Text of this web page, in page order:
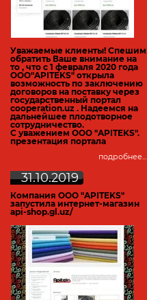
Уважаемые клиенты! Спешим
обратить Ваше внимание на
то , что с 1 февраля 2020 года
ООО"APITEKS" открыла
возможность по заключению
договоров на поставку через
государственный портал
cooperation.uz . Надеемся на
дальнейшее плодотворное
сотрудничество.
С уважением ООО "APITEKS".
презентация портала
подробнее...
31.10.2019
Компания ООО "APITEKS"
запустила интернет-магазин
api-shop.gl.uz/